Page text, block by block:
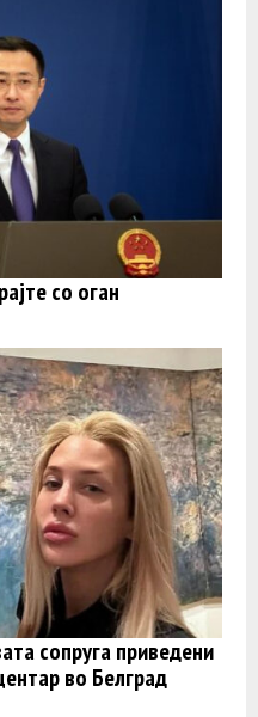
со оган
сопруга приведени
во Белград